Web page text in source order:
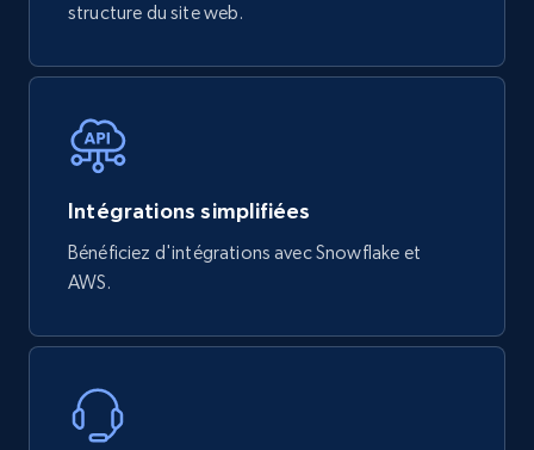
IMDB media
Videos, Photos, Top cast, and more.
Free datasets
3.4K+ 194+
Glassdoor companies reviews
Count helpful, Count unhelpful, Employee job
end year, Employee length, and more.
structure du site web.
Intégrations simplifiées
Bénéficiez d'intégrations avec Snowflake et
AWS.